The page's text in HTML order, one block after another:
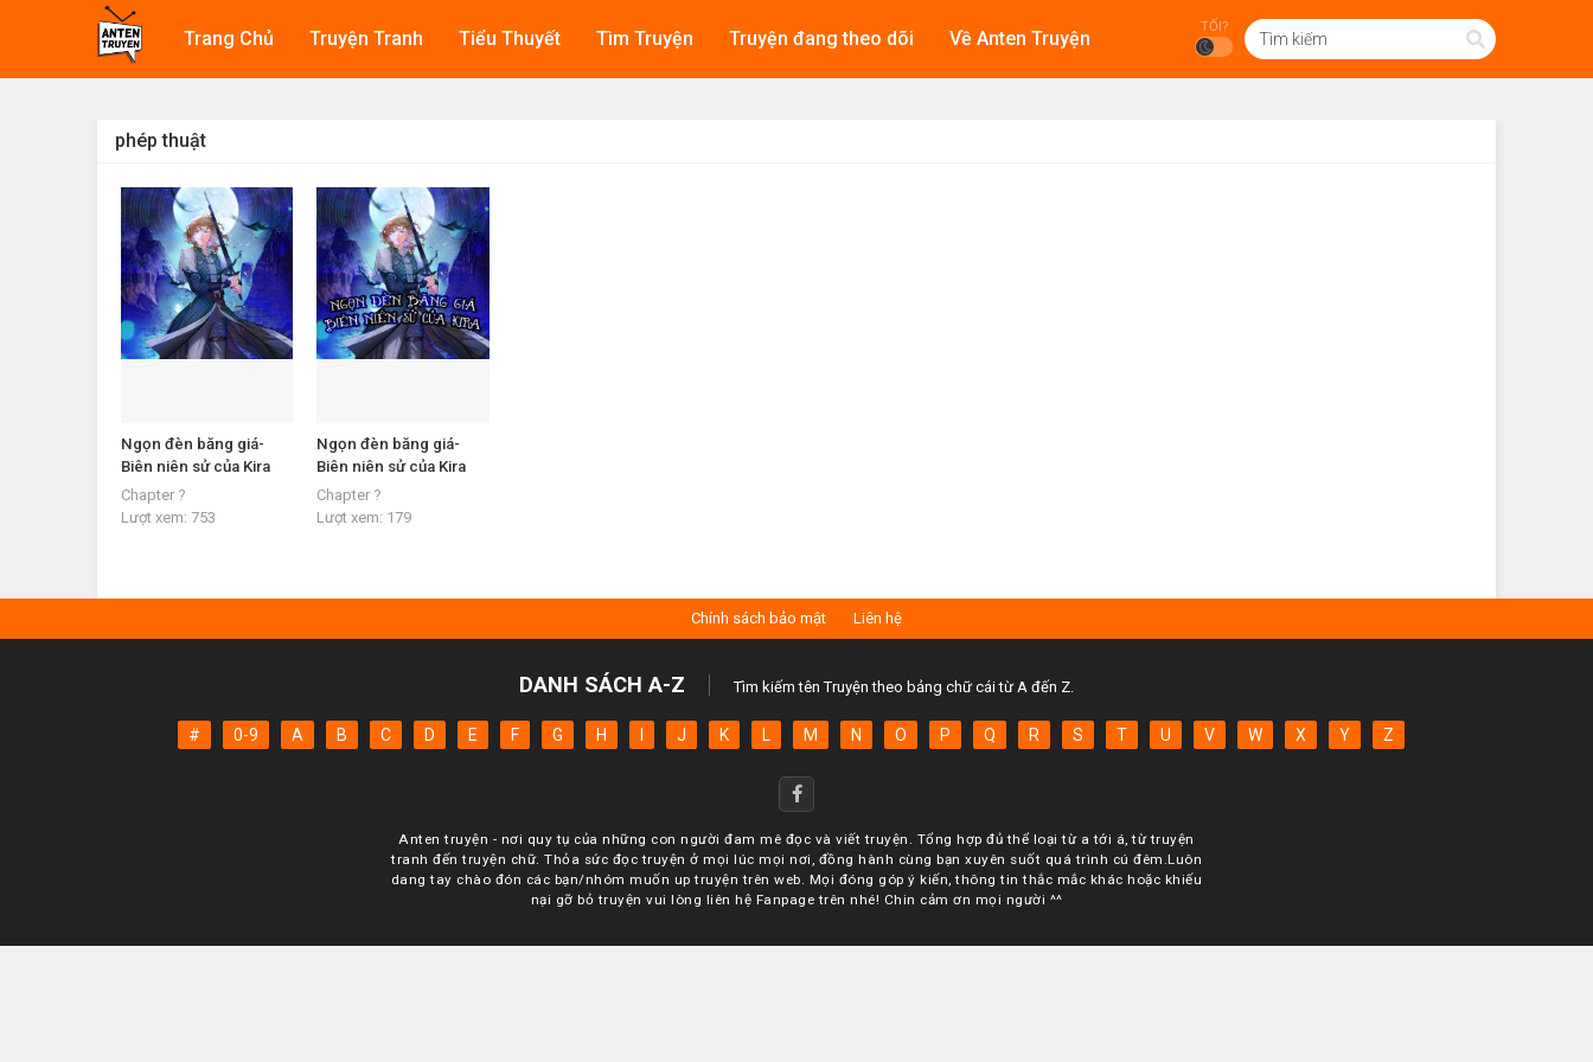
Trang Chủ Truyện Tranh Tiểu Thuyết Tìm Truyện Truyện đang theo dõi Về Anten Truyện
TỐI?
phép thuật
Ngọn đèn băng giá-
Biên niên sử của Kira
Chapter ?
Lượt xem: 753
Ngọn đèn băng giá-
Biên niên sử của Kira
Chapter ?
Lượt xem: 179
Chính sách bảo mật Liên hệ
DANH SÁCH A-Z Tìm kiếm tên Truyện theo bảng chữ cái từ A đến Z.
# 0-9 A B C D E F G H J K L M N O P Q R S T U V W X Y Z
Anten truyện - nơi quy tụ của những con người đam mê đọc và viết truyện. Tổng hợp đủ thể loại từ a tới á, từ truyện
tranh đến truyện chữ. Thỏa sức đọc truyện ở mọi lúc mọi nơi, đồng hành cùng bạn xuyên suốt quá trình cú đêm.Luôn
dang tay chào đón các bạn/nhóm muốn up truyện trên web. Mọi đóng góp ý kiến, thông tin thắc mắc khác hoặc khiếu
nại gỡ bỏ truyện vui lòng liên hệ Fanpage trên nhé! Chin cảm ơn mọi người ^^